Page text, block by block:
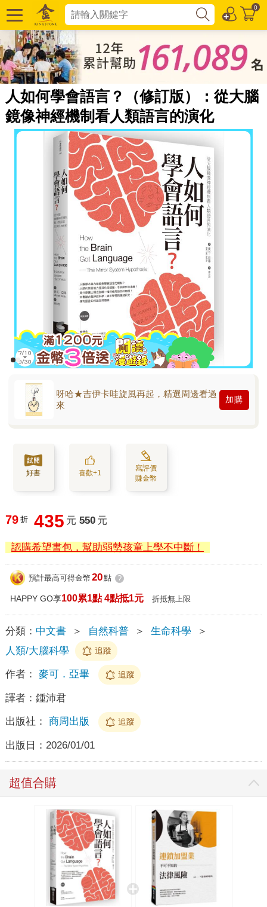
0
人如何學會語言？（修訂版）：從大腦
鏡像神經機制看人類語言的演化
呀哈★吉伊卡哇旋風再起，精選周邊看過
來
加購
好書 喜歡+1
寫評價
賺金幣
79 折 435 元 550 元
認購希望書包，幫助弱勢孩童上學不中斷！
預計最高可得金幣 20點 ?
HAPPY GO享100累1點 4點抵1元 折抵無上限
分類： 中文書 ＞ 自然科普 ＞ 生命科學
＞
人類/大腦科學
追蹤
作者： 麥可．亞畢 追蹤
譯者： 鍾沛君
出版社： 商周出版 追蹤
出版日： 2026/01/01
超值合購